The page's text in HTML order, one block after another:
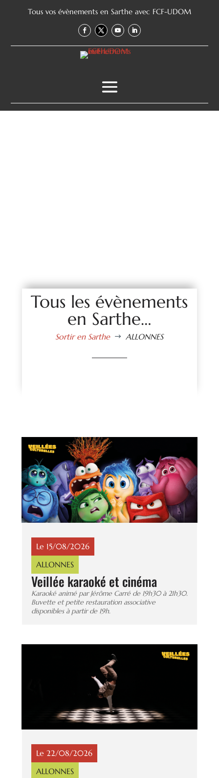
Tous vos évènements en Sarthe avec FCF-UDOM
Tous les évènements
en Sarthe…
Sortir en Sarthe $ ALLONNES
Le 15/08/2026
ALLONNES
Veillée karaoké et cinéma
Karaoké animé par Jérôme Carré de 19h30 à 21h30.
Buvette et petite restauration associative
disponibles à partir de 19h.
Le 22/08/2026
ALLONNES